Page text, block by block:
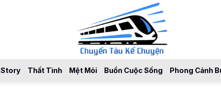
Story Thất Tình Mệt Mỏi Buồn Cuộc Sống Phong Cảnh